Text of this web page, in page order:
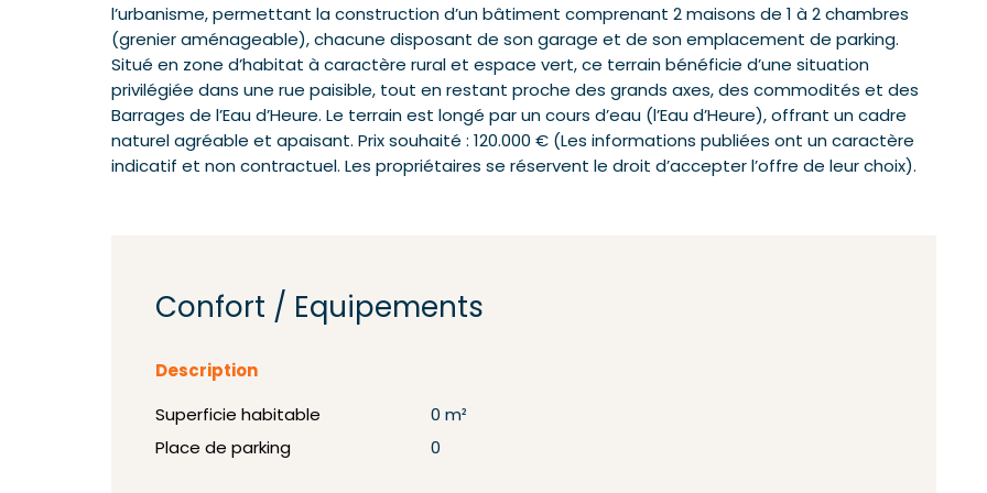
l’urbanisme, permettant la construction d’un bâtiment comprenant 2 maisons de 1 à 2 chambres
(grenier aménageable), chacune disposant de son garage et de son emplacement de parking.
Situé en zone d’habitat à caractère rural et espace vert, ce terrain bénéficie d’une situation
privilégiée dans une rue paisible, tout en restant proche des grands axes, des commodités et des
Barrages de l’Eau d’Heure. Le terrain est longé par un cours d’eau (l’Eau d’Heure), offrant un cadre
naturel agréable et apaisant. Prix souhaité : 120.000 € (Les informations publiées ont un caractère
indicatif et non contractuel. Les propriétaires se réservent le droit d’accepter l’offre de leur choix).
Confort / Equipements
Description
Superficie habitable
0 m²
Place de parking
0